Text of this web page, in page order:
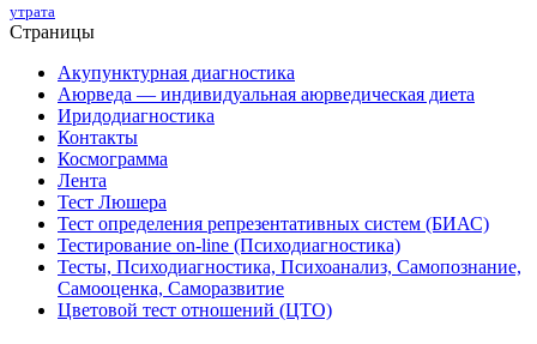
утрата
Страницы
Акупунктурная диагностика
Аюрведа — индивидуальная аюрведическая диета
Иридодиагностика
Контакты
Космограмма
Лента
Тест Люшера
Тест определения репрезентативных систем (БИАС)
Тестирование on-line (Психодиагностика)
Тесты, Психодиагностика, Психоанализ, Самопознание,
Самооценка, Саморазвитие
Цветовой тест отношений (ЦТО)